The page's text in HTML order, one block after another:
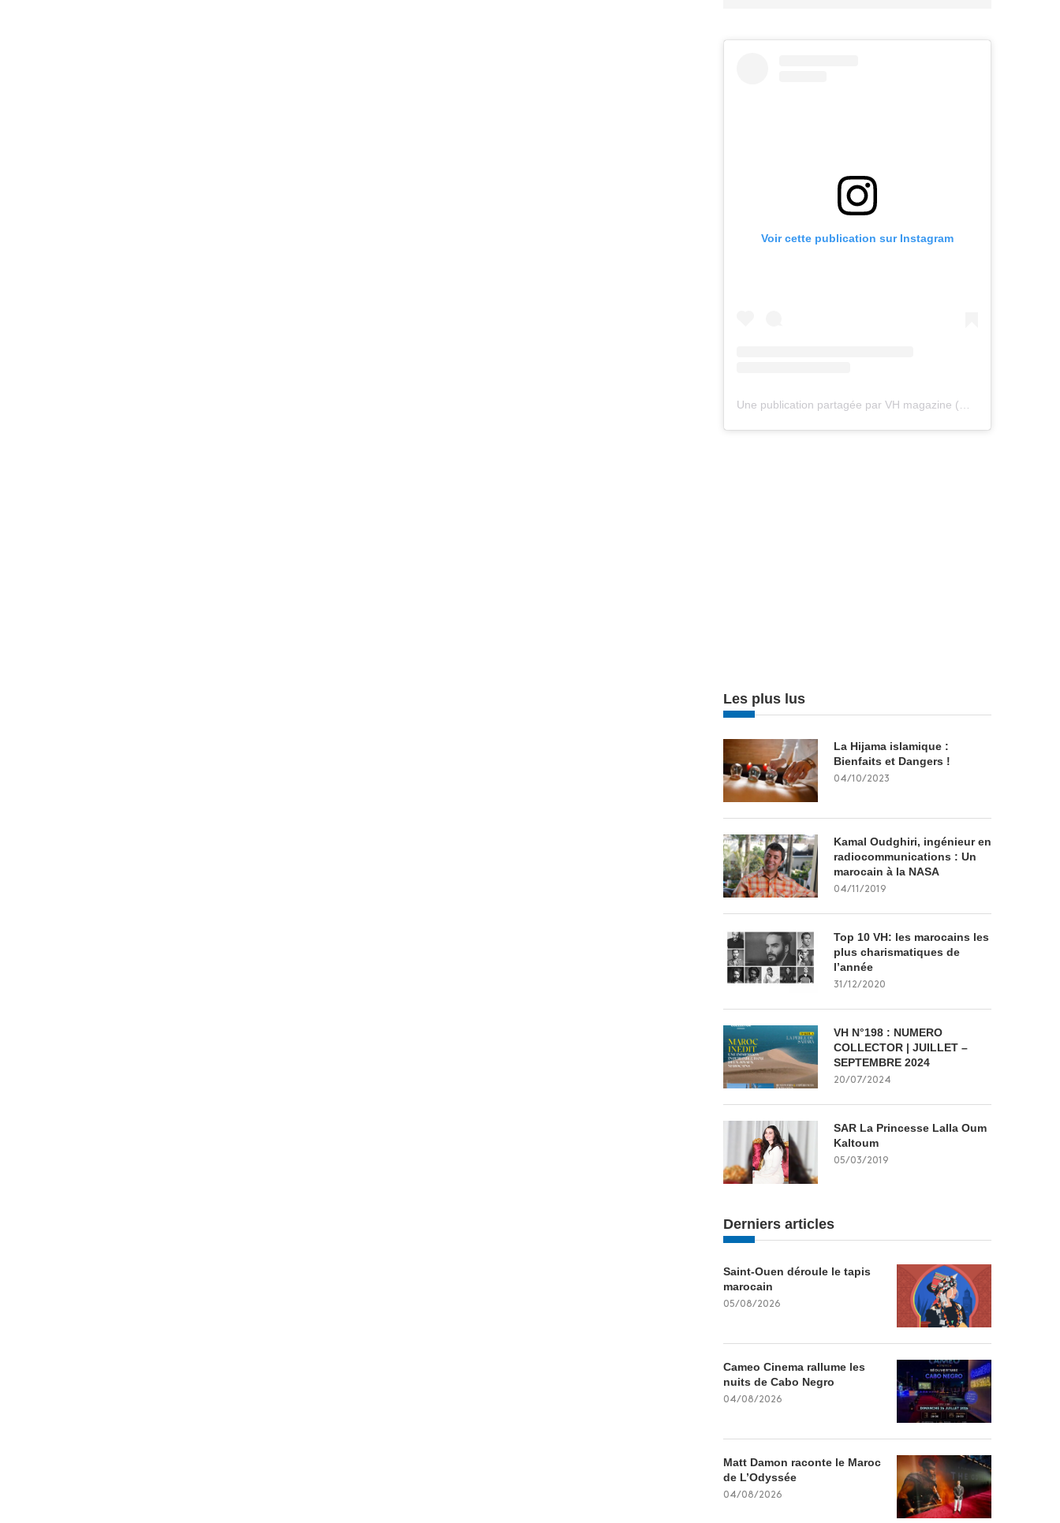
Voir cette publication sur Instagram
Les plus lus
La Hijama islamique :
Bienfaits et Dangers !
04/10/2023
Kamal Oudghiri, ingénieur en
radiocommunications : Un
marocain à la NASA
04/11/2019
Top 10 VH: les marocains les
plus charismatiques de
l’année
31/12/2020
VH N°198 : NUMERO
COLLECTOR | JUILLET –
SEPTEMBRE 2024
20/07/2024
SAR La Princesse Lalla Oum
Kaltoum
05/03/2019
Derniers articles
Saint-Ouen déroule le tapis
marocain
05/08/2026
Cameo Cinema rallume les
nuits de Cabo Negro
04/08/2026
Matt Damon raconte le Maroc
de L’Odyssée
04/08/2026